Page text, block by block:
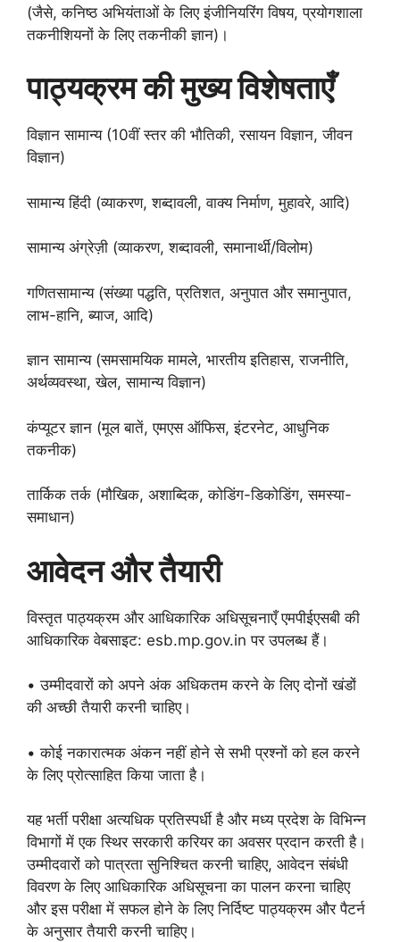
(जैसे, कनिष्ठ अभियंताओं के लिए इंजीनियरिंग विषय, प्रयोगशाला
तकनीशियनों के लिए तकनीकी ज्ञान)।
पाठ्यक्रम की मुख्य विशेषताएँ
विज्ञान सामान्य (10वीं स्तर की भौतिकी, रसायन विज्ञान, जीवन
विज्ञान)
सामान्य हिंदी (व्याकरण, शब्दावली, वाक्य निर्माण, मुहावरे, आदि)
सामान्य अंग्रेज़ी (व्याकरण, शब्दावली, समानार्थी/विलोम)
गणितसामान्य (संख्या पद्धति, प्रतिशत, अनुपात और समानुपात,
लाभ-हानि, ब्याज, आदि)
ज्ञान सामान्य (समसामयिक मामले, भारतीय इतिहास, राजनीति,
अर्थव्यवस्था, खेल, सामान्य विज्ञान)
कंप्यूटर ज्ञान (मूल बातें, एमएस ऑफिस, इंटरनेट, आधुनिक
तकनीक)
तार्किक तर्क (मौखिक, अशाब्दिक, कोडिंग-डिकोडिंग, समस्या-
समाधान)
आवेदन और तैयारी
विस्तृत पाठ्यक्रम और आधिकारिक अधिसूचनाएँ एमपीईएसबी की
आधिकारिक वेबसाइट: esb.mp.gov.in पर उपलब्ध हैं।
• उम्मीदवारों को अपने अंक अधिकतम करने के लिए दोनों खंडों
की अच्छी तैयारी करनी चाहिए।
• कोई नकारात्मक अंकन नहीं होने से सभी प्रश्नों को हल करने
के लिए प्रोत्साहित किया जाता है।
यह भर्ती परीक्षा अत्यधिक प्रतिस्पर्धी है और मध्य प्रदेश के विभिन्न
विभागों में एक स्थिर सरकारी करियर का अवसर प्रदान करती है।
उम्मीदवारों को पात्रता सुनिश्चित करनी चाहिए, आवेदन संबंधी
विवरण के लिए आधिकारिक अधिसूचना का पालन करना चाहिए
और इस परीक्षा में सफल होने के लिए निर्दिष्ट पाठ्यक्रम और पैटर्न
के अनुसार तैयारी करनी चाहिए।